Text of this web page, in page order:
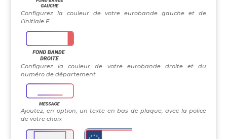
Configurez la couleur de votre eurobande gauche et de
l’initiale F
Configurez la couleur de votre eurobande droite et du
numéro de département
Ajoutez, en option, un texte en bas de plaque, avec la police
de votre choix